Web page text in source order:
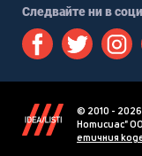
Следвайте ни в
© 2010 -
Нотисиас"
етичния